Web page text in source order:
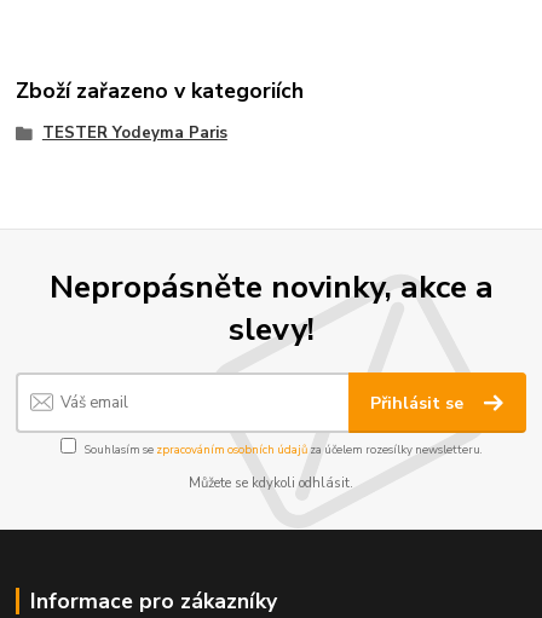
Zboží zařazeno v kategoriích
TESTER Yodeyma Paris
Nepropásněte novinky, akce a
slevy!
Přihlásit se
Souhlasím se zpracováním osobních údajůza účelem rozesílky newsletteru.
Můžete se kdykoli odhlásit.
Informace pro zákazníky